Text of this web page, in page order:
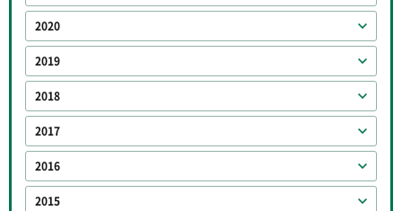
2020
2019
2018
2017
2016
2015